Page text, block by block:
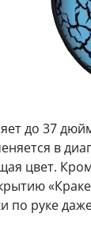
до 37
в
цвет.
по руке